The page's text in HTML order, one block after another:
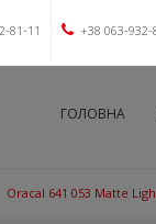
81-11 +38 063-932-
ГОЛОВНА
Oracal 641 053 Matte